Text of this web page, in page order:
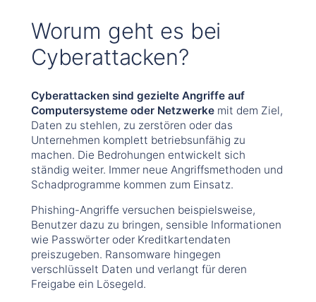
Worum geht es bei
Cyberattacken?
Cyberattacken sind gezielte Angriffe auf
Computersysteme oder Netzwerkemit dem Ziel,
Daten zu stehlen, zu zerstören oder das
Unternehmen komplett betriebsunfähig zu
machen. Die Bedrohungen entwickelt sich
ständig weiter. Immer neue Angriffsmethoden und
Schadprogramme kommen zum Einsatz.
Phishing-Angriffe versuchen beispielsweise,
Benutzer dazu zu bringen, sensible Informationen
wie Passwörter oder Kreditkartendaten
preiszugeben. Ransomware hingegen
verschlüsselt Daten und verlangt für deren
Freigabe ein Lösegeld.